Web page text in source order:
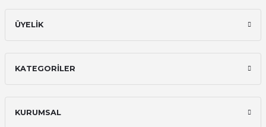
ÜYELİK
KATEGORİLER
KURUMSAL